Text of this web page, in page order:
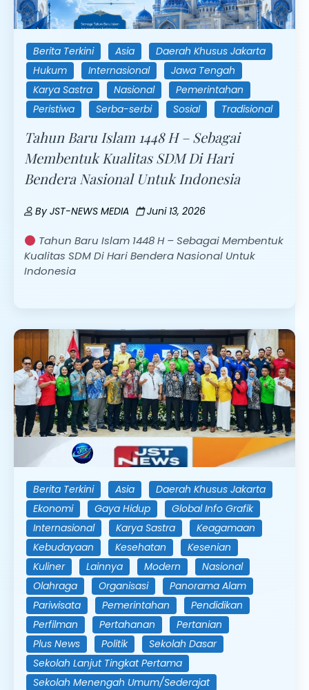
Berita Terkini Asia
Daerah Khusus Jakarta
Hukum
Internasional
Jawa Tengah
Karya Sastra
Nasional
Pemerintahan
Peristiwa
Serba-serbi Sosial Tradisional
Tahun Baru Islam 1448 H – Sebagai
Membentuk Kualitas SDM Di Hari
Bendera Nasional Untuk Indonesia
By JST-NEWS MEDIA Juni 13, 2026
Tahun Baru Islam 1448 H – Sebagai Membentuk
Kualitas SDM Di Hari Bendera Nasional Untuk
Indonesia
Berita Terkini Asia
Daerah Khusus Jakarta
Ekonomi
Gaya Hidup
Global Info Grafik
Internasional
Karya Sastra
Keagamaan
Kebudayaan
Kesehatan
Kesenian
Kuliner
Lainnya Modern
Nasional
Olahraga
Organisasi
Panorama Alam
Pariwisata
Pemerintahan
Pendidikan
Perfilman
Pertahanan
Pertanian
Plus News
Politik
Sekolah Dasar
Sekolah Lanjut Tingkat Pertama
Sekolah Menengah Umum/Sederajat